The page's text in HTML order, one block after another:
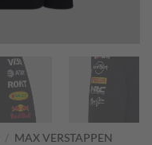
/ MAX VERSTAPPEN